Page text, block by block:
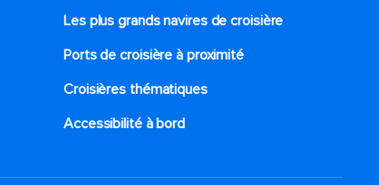
Les plus grands navires de croisière
Ports de croisière à proximité
Croisières thématiques
Accessibilité à bord​